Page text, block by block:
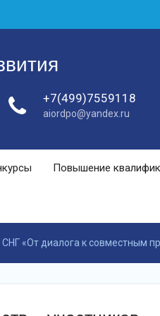
+7(499)7559118
aiordpo@yandex.ru
Повышение
«От диалога к совместным